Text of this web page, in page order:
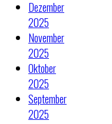
Dezember
2025
November
2025
Oktober
2025
September
2025